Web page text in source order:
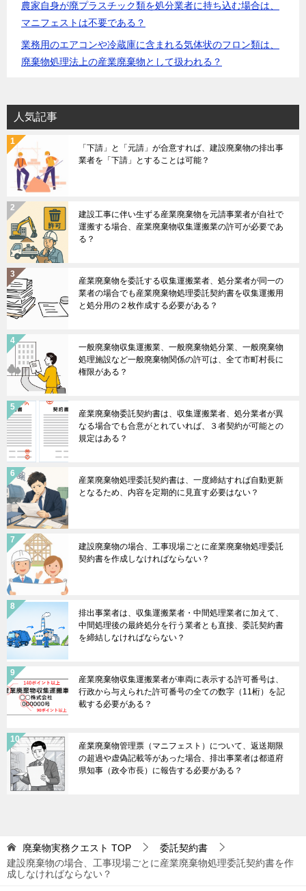
農家自身が廃プラスチック類を処分業者に持ち込む場合は、
マニフェストは不要である？
業務用のエアコンや冷蔵庫に含まれる気体状のフロン類は、
廃棄物処理法上の産業廃棄物として扱われる？
人気記事
「下請」と「元請」が合意すれば、建設廃棄物の排出事
業者を「下請」とすることは可能？
建設工事に伴い生ずる産業廃棄物を元請事業者が自社で
運搬する場合、産業廃棄物収集運搬業の許可が必要であ
る？
産業廃棄物を委託する収集運搬業者、処分業者が同一の
業者の場合でも産業廃棄物処理委託契約書を収集運搬用
と処分用の２枚作成する必要がある？
一般廃棄物収集運搬業、一般廃棄物処分業、一般廃棄物
処理施設など一般廃棄物関係の許可は、全て市町村長に
権限がある？
産業廃棄物委託契約書は、収集運搬業者、処分業者が異
なる場合でも合意がとれていれば、３者契約が可能との
規定はある？
産業廃棄物処理委託契約書は、一度締結すれば自動更新
となるため、内容を定期的に見直す必要はない？
建設廃棄物の場合、工事現場ごとに産業廃棄物処理委託
契約書を作成しなければならない？
排出事業者は、収集運搬業者・中間処理業者に加えて、
中間処理後の最終処分を行う業者とも直接、委託契約書
を締結しなければならない？
産業廃棄物収集運搬業者が車両に表示する許可番号は、
行政から与えられた許可番号の全ての数字（11桁）を記
載する必要がある？
産業廃棄物管理票（マニフェスト）について、返送期限
の超過や虚偽記載等があった場合、排出事業者は都道府
県知事（政令市長）に報告する必要がある？
廃棄物実務クエスト TOP
委託契約書
建設廃棄物の場合、工事現場ごとに産業廃棄物処理委託契約書を作
成しなければならない？